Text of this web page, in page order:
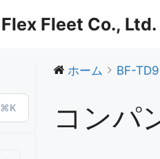
Flex Fleet Co.,
⌘K
ホーム BF-
コンパ